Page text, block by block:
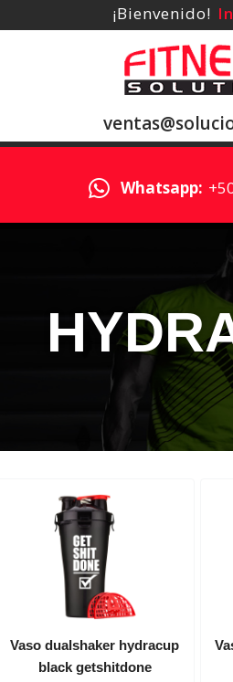
¡Bienvenido!
Whatsapp:
Vaso dualshaker hydracup
black getshitdone